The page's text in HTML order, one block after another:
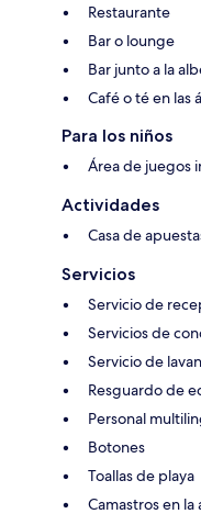
Restaurante
Bar o lounge
Bar junto a la
Café o té en las
Para los niños
Área de juegos
Actividades
Casa de
Servicios
Servicio de
Servicios de
Servicio de
Resguardo de
Personal
Botones
Toallas de playa
Camastros en la